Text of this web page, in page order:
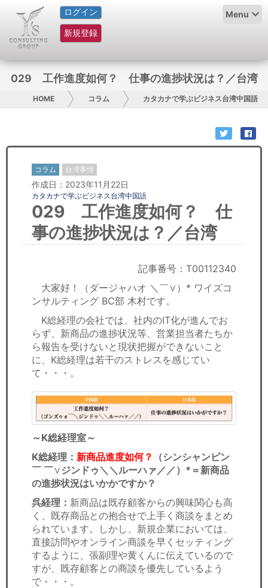
ログイン
新規登録
Menu
HOME
サービス紹介
グループ概要
日本人にPR
コンサルティング
リサーチ
経済ニュース
労務顧問
ＩＴ
029 工作進度如何？ 仕事の進捗状況は？／台湾
HOME コラム カタカナで学ぶビジネス台湾中国語
コラム 台湾事情
作成日：2023年11月22日
カタカナで学ぶビジネス台湾中国語
029 工作進度如何？ 仕
事の進捗状況は？／台湾
記事番号：T00112340
大家好！（ダージャハオ ＼￣∨）* ワイズコ
ンサルティング BC部 木村です。
K総経理の会社では、社内のIT化が進んでお
らず、新商品の進捗状況等、営業担当者たちか
ら報告を受けないと現状把握ができないこと
に、K総経理は若干のストレスを感じてい
て・・・。
～K総経理室～
K総経理： 新商品進度如何？
（シンシャンピン
￣ ￣∨ジンドゥ＼＼ルーハァ／／）*＝新商品
の進捗状況はいかかですか？
呉経理： 新商品は既存顧客からの興味関心も高
く、既存商品との抱合せで上手く商談をまとめ
られています。しかし、新規企業においては、
直接訪問やオンライン商談を早くセッティング
するように、張副理や黄くんに伝えているので
すが、既存顧客との商談を優先しているよう
で・・・。